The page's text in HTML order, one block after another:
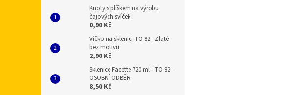
Knoty s plíškem na výrobu
čajových svíček
0,90 Kč
Víčko na sklenici TO 82 - Zlaté
bez motivu
2,90 Kč
Sklenice Facette 720 ml - TO 82 -
OSOBNÍ ODBĚR
8,50 Kč